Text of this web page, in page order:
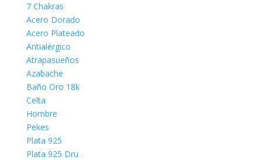
7 Chakras
Acero Dorado
Acero Plateado
Antialérgico
Atrapasueños
Azabache
Baño Oro 18k
Celta
Hombre
Pekes
Plata 925
Plata 925 Dru